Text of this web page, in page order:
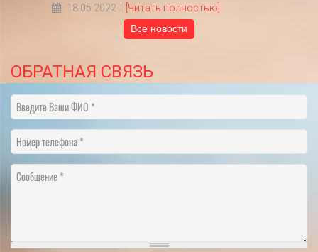
18.05.2022 [Читать полностью]
Все новости
ОБРАТНАЯ СВЯЗЬ
Введите Ваши ФИО
Номер телефона
Сообщение